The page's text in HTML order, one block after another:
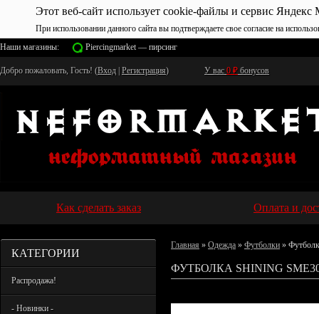
Этот веб-сайт использует cookie-файлы и сервис Яндекс
При использовании данного сайта вы подтверждаете свое согласие на
Наши магазины:
Piercingmarket — пирсинг
Добро пожаловать, Гость! (Вход Регистрация) У вас 0 ₽ бонусов
Как сделать заказ Оплата и
КАТЕГОРИИ
Распродажа!
- Новинки -
Главная » Одежда » Футболки »
ФУТБОЛКА SHINING